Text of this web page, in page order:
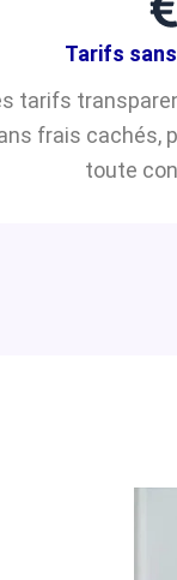
Tarifs
tarifs
frais cachés,
toute